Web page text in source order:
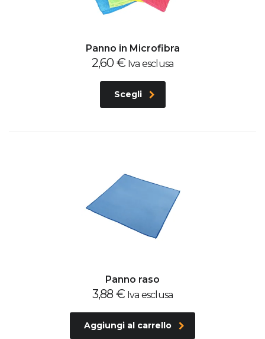
Panno in Microfibra
2,60 € Iva esclusa
Scegli
Panno raso
3,88 € Iva esclusa
Aggiungi al carrello